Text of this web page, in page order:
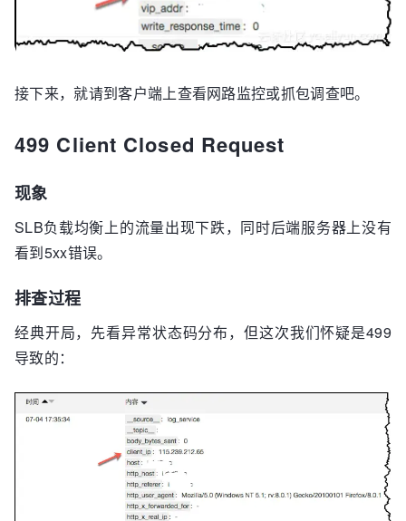
接下来，就请到客户端上查看网路监控或抓包调查吧。
499 Client Closed Request
现象
SLB负载均衡上的流量出现下跌，同时后端服务器上没有
看到5xx错误。
排查过程
经典开局，先看异常状态码分布，但这次我们怀疑是499
导致的：